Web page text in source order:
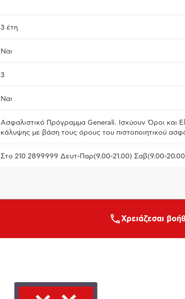
3 έτη
Ναι
3
Ναι
Ασφαλιστικό Πρόγραμμα Generali. Ισχύουν Όροι και
κάλυψης με βάση τους όρους του πιστοποιητικού
Στο 210 2899999 Δευτ-Παρ(9.00-21.00) Σαβ(9.00-
Xρειάζεσαι